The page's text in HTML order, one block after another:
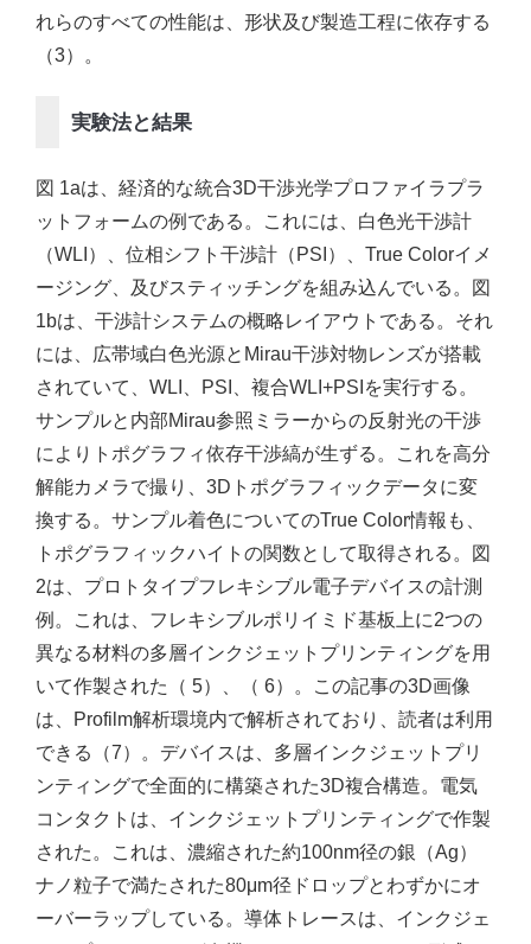
れらのすべての性能は、形状及び製造工程に依存する
（3）。
実験法と結果
図 1aは、経済的な統合3D干渉光学プロファイラプラ
ットフォームの例である。これには、白色光干渉計
（WLI）、位相シフト干渉計（PSI）、True Colorイメ
ージング、及びスティッチングを組み込んでいる。図
1bは、干渉計システムの概略レイアウトである。それ
には、広帯域白色光源とMirau干渉対物レンズが搭載
されていて、WLI、PSI、複合WLI+PSIを実行する。
サンプルと内部Mirau参照ミラーからの反射光の干渉
によりトポグラフィ依存干渉縞が生ずる。これを高分
解能カメラで撮り、3Dトポグラフィックデータに変
換する。サンプル着色についてのTrue Color情報も、
トポグラフィックハイトの関数として取得される。図
2は、プロトタイプフレキシブル電子デバイスの計測
例。これは、フレキシブルポリイミド基板上に2つの
異なる材料の多層インクジェットプリンティングを用
いて作製された（ 5）、（ 6）。この記事の3D画像
は、Profilm解析環境内で解析されており、読者は利用
できる（7）。デバイスは、多層インクジェットプリ
ンティングで全面的に構築された3D複合構造。電気
コンタクトは、インクジェットプリンティングで作製
された。これは、濃縮された約100nm径の銀（Ag）
ナノ粒子で満たされた80μm径ドロップとわずかにオ
ーバーラップしている。導体トレースは、インクジェ